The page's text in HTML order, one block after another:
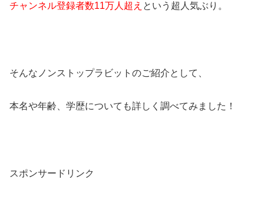
チャンネル登録者数11万人超え という超人気ぶり。
そんなノンストップラビットのご紹介として、
本名や年齢、学歴についても詳しく調べてみました！
スポンサードリンク